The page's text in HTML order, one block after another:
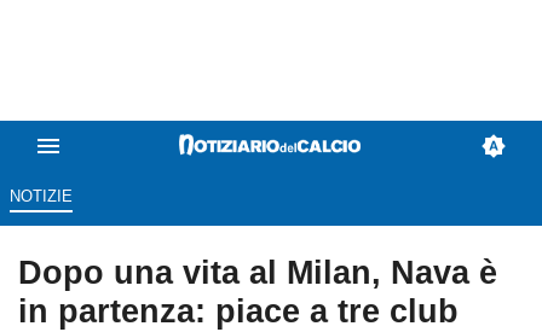
NOTIZIE
Dopo una vita al Milan, Nava è
in partenza: piace a tre club